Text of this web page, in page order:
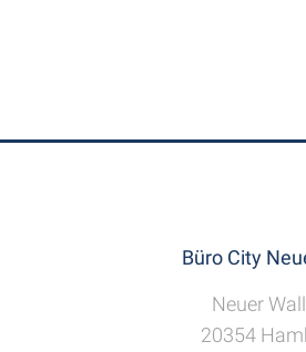
Büro City
Neuer
20354